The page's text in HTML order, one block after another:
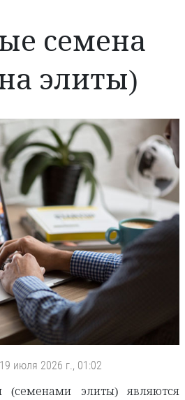
семена
элиты)
19 июля 2026 г., 01:02
(семенами элиты) являются